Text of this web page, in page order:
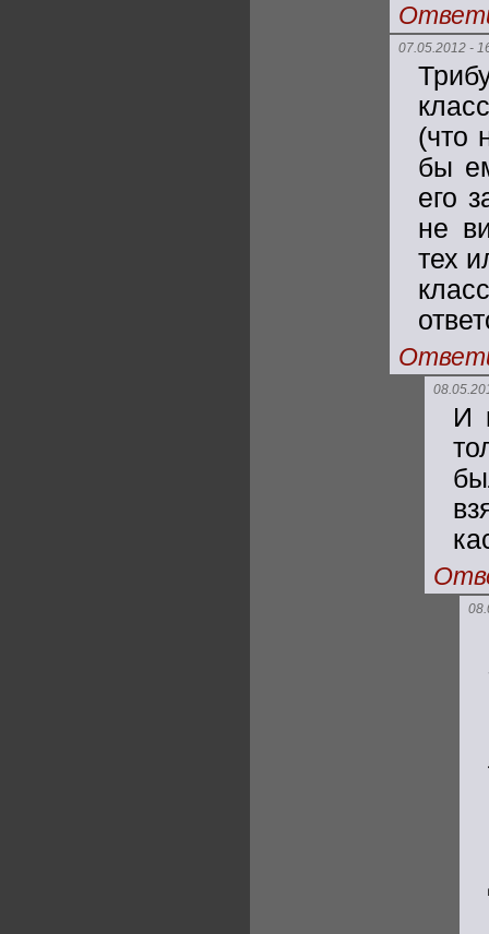
07.05.2012 -
(что
бы
его
не
тех
И